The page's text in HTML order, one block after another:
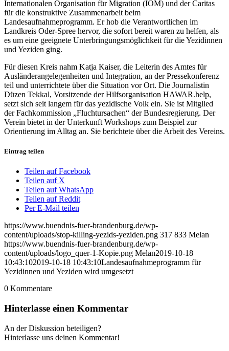
Internationalen Organisation für Migration (IOM) und der Caritas
für die konstruktive Zusammenarbeit beim
Landesaufnahmeprogramm. Er hob die Verantwortlichen im
Landkreis Oder-Spree hervor, die sofort bereit waren zu helfen, als
es um eine geeignete Unterbringungsmöglichkeit für die Yezidinnen
und Yeziden ging.
Für diesen Kreis nahm Katja Kaiser, die Leiterin des Amtes für
Ausländerangelegenheiten und Integration, an der Pressekonferenz
teil und unterrichtete über die Situation vor Ort. Die Journalistin
Düzen Tekkal, Vorsitzende der Hilfsorganisation HAWAR.help,
setzt sich seit langem für das yezidische Volk ein. Sie ist Mitglied
der Fachkommission „Fluchtursachen“ der Bundesregierung. Der
Verein bietet in der Unterkunft Workshops zum Beispiel zur
Orientierung im Alltag an. Sie berichtete über die Arbeit des Vereins.
Eintrag teilen
Teilen auf Facebook
Teilen auf X
Teilen auf WhatsApp
Teilen auf Reddit
Per E-Mail teilen
https://www.buendnis-fuer-brandenburg.de/wp-
content/uploads/stop-killing-yezids-yeziden.png 317 833 Melan
https://www.buendnis-fuer-brandenburg.de/wp-
content/uploads/logo_quer-1-Kopie.png Melan2019-10-18
10:43:102019-10-18 10:43:10Landesaufnahmeprogramm für
Yezidinnen und Yeziden wird umgesetzt
0 Kommentare
Hinterlasse einen Kommentar
An der Diskussion beteiligen?
Hinterlasse uns deinen Kommentar!